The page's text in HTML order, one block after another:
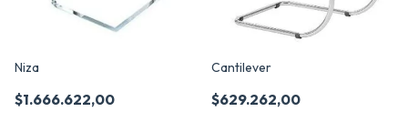
Niza
$1.666.622,00
Cantilever
$629.262,00